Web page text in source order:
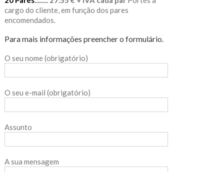
cargo do cliente, em função dos pares
encomendados.
Para mais informações preencher o formulário.
O seu nome (obrigatório)
O seu e-mail (obrigatório)
Assunto
A sua mensagem